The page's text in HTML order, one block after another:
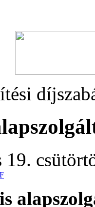
19.